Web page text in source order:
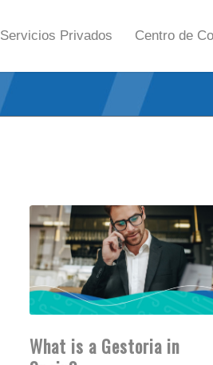
Servicios Privados Centro de
What is a Gestoria in